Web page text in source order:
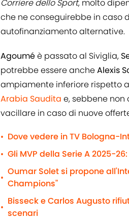
Corriere dello Sport, molto
che ne conseguirebbe in caso
autofinanziamento alternative.
Agouméè passato al Siviglia,
potrebbe essere ancheAlexis
ampiamente inferiore rispetto
Arabia Saudita e, sebbene
vacillare in caso di nuove
• Dove vedere in TV Bologna-
• Gli MVP della Serie A 2025-
•
Oumar Solet si propone
Champions"
•
Bisseck e Carlos Augusto
scenari